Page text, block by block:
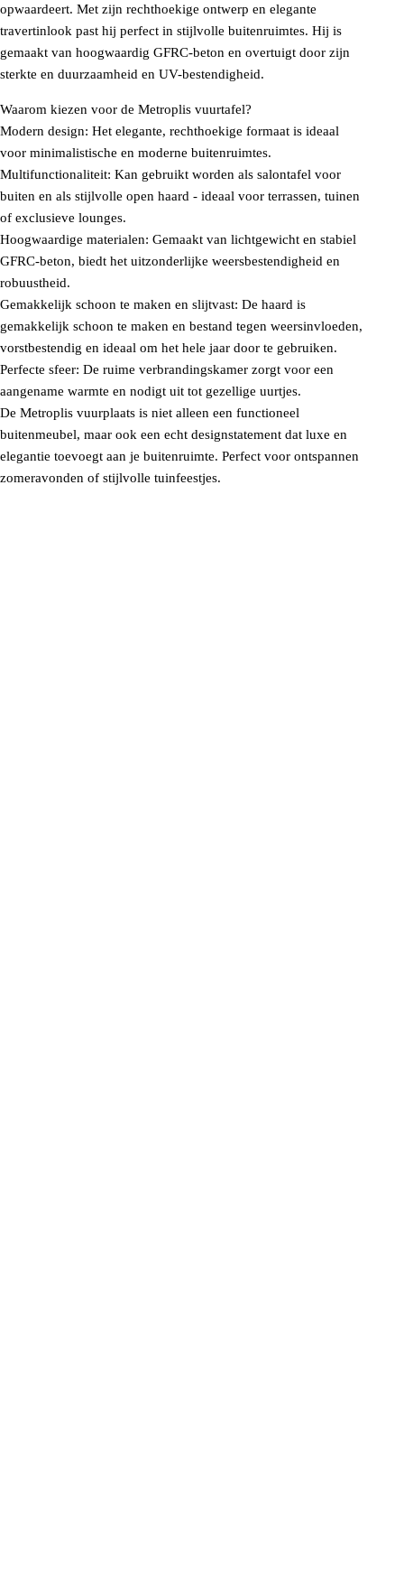
opwaardeert. Met zijn rechthoekige ontwerp en elegante
travertinlook past hij perfect in stijlvolle buitenruimtes. Hij is
gemaakt van hoogwaardig GFRC-beton en overtuigt door zijn
sterkte en duurzaamheid en UV-bestendigheid.
Waarom kiezen voor de Metroplis vuurtafel?
Modern design: Het elegante, rechthoekige formaat is ideaal
voor minimalistische en moderne buitenruimtes.
Multifunctionaliteit: Kan gebruikt worden als salontafel voor
buiten en als stijlvolle open haard - ideaal voor terrassen, tuinen
of exclusieve lounges.
Hoogwaardige materialen: Gemaakt van lichtgewicht en stabiel
GFRC-beton, biedt het uitzonderlijke weersbestendigheid en
robuustheid.
Gemakkelijk schoon te maken en slijtvast: De haard is
gemakkelijk schoon te maken en bestand tegen weersinvloeden,
vorstbestendig en ideaal om het hele jaar door te gebruiken.
Perfecte sfeer: De ruime verbrandingskamer zorgt voor een
aangename warmte en nodigt uit tot gezellige uurtjes.
De Metroplis vuurplaats is niet alleen een functioneel
buitenmeubel, maar ook een echt designstatement dat luxe en
elegantie toevoegt aan je buitenruimte. Perfect voor ontspannen
zomeravonden of stijlvolle tuinfeestjes.